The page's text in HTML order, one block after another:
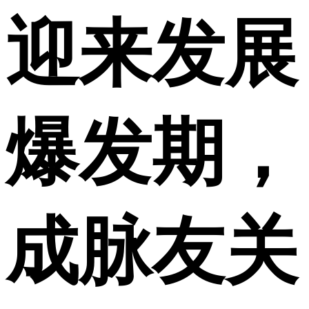
迎来发展
爆发期，
成脉友关